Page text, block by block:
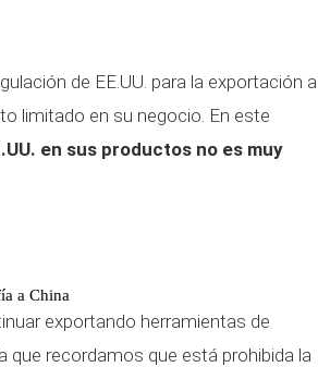
de EE.UU. para la exportación a
limitado en su negocio. En este
en sus productos no es muy
a China
exportando herramientas de
que recordamos que está prohibida la